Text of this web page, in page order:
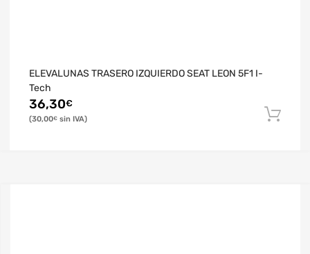
ELEVALUNAS TRASERO IZQUIERDO SEAT LEON 5F1 I-
Tech
36,30€
30,00€